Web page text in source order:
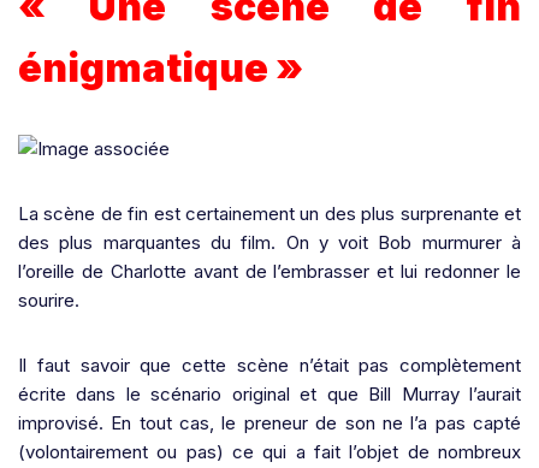
énigmatique »
La scène de fin est certainement un des plus surprenante et
des plus marquantes du film. On y voit Bob murmurer à
l’oreille de Charlotte avant de l’embrasser et lui redonner le
sourire.
Il faut savoir que cette scène n’était pas complètement
écrite dans le scénario original et que Bill Murray l’aurait
improvisé. En tout cas, le preneur de son ne l’a pas capté
(volontairement ou pas) ce qui a fait l’objet de nombreux